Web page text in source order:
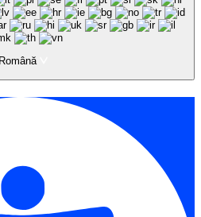
Română